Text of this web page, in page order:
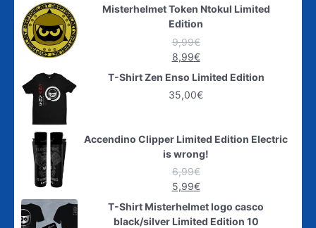
Misterhelmet Token Ntokul Limited
Edition
9,99€
8,99€
T-Shirt Zen Enso Limited Edition
35,00€
Accendino Clipper Limited Edition Electric
is wrong!
6,99€
5,99€
T-Shirt Misterhelmet logo casco
black/silver Limited Edition 10